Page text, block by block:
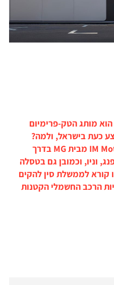
מותג הטק-פרימיום
כעת בישראל, ולמה?
מותג הפרימיום החשמלי IM Motors מבית MG בדרך
וניו, וכמובן גם בטסלה
קורא לממשלת סין להקים
הרכב החשמלי הקטנות